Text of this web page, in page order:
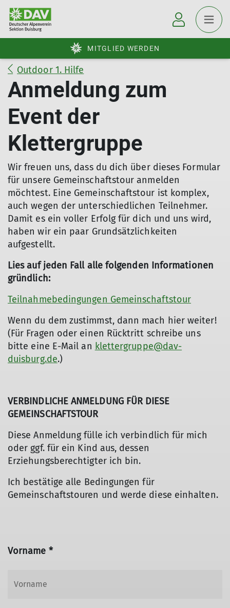
MITGLIED WERDEN
Outdoor 1. Hilfe
Anmeldung zum
Event der
Klettergruppe
Wir freuen uns, dass du dich über dieses Formular
für unsere Gemeinschaftstour anmelden
möchtest. Eine Gemeinschaftstour ist komplex,
auch wegen der unterschiedlichen Teilnehmer.
Damit es ein voller Erfolg für dich und uns wird,
haben wir ein paar Grundsätzlichkeiten
aufgestellt.
Lies auf jeden Fall alle folgenden Informationen
gründlich:
Teilnahmebedingungen Gemeinschaftstour
Wenn du dem zustimmst, dann mach hier weiter!
(Für Fragen oder einen Rücktritt schreibe uns
bitte eine E-Mail an klettergruppe@dav-
duisburg.de.)
VERBINDLICHE ANMELDUNG FÜR DIESE
GEMEINSCHAFTSTOUR
Diese Anmeldung fülle ich verbindlich für mich
oder ggf. für ein Kind aus, dessen
Erziehungsberechtigter ich bin.
Ich bestätige alle Bedingungen für
Gemeinschaftstouren und werde diese einhalten.
Vorname *